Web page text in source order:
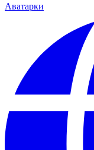
Аватарки